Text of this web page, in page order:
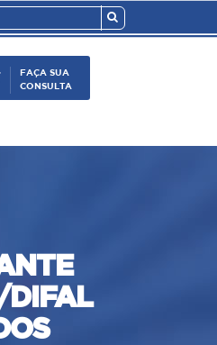
FAÇA SUA
CONSULTA
DIFAL